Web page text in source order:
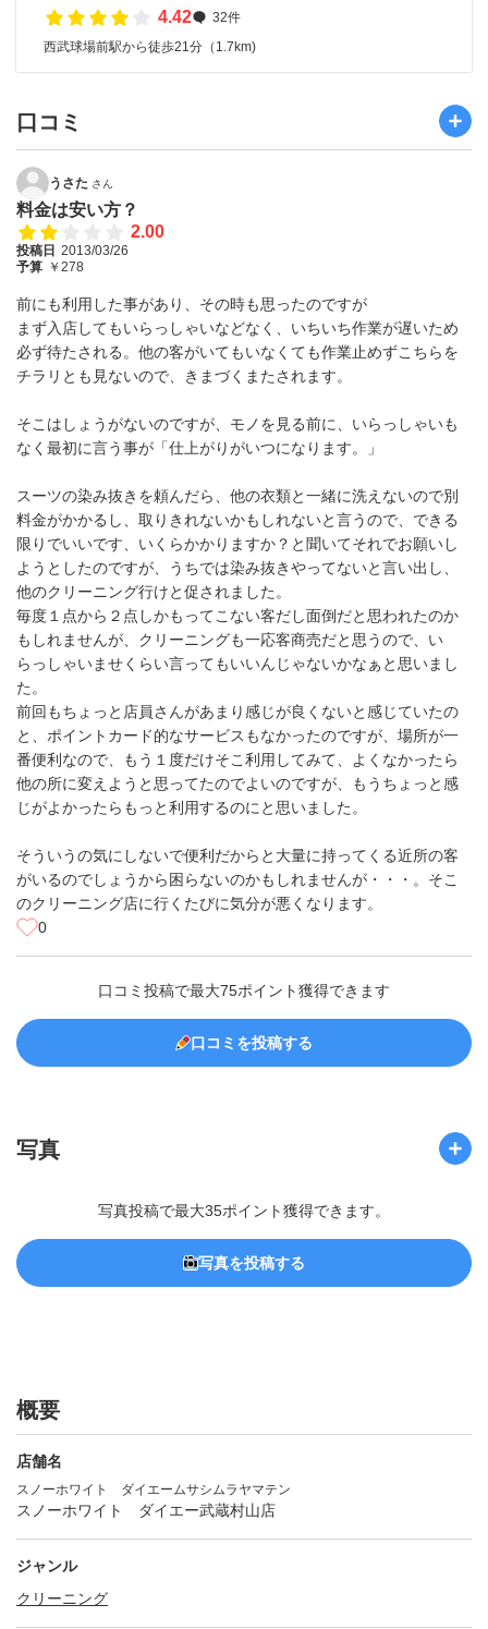
4.42
32件
西武球場前駅から徒歩21分（1.7km)
口コミ
うさた さん
料金は安い方？
2.00
投稿日 2013/03/26
予算 ￥278
前にも利用した事があり、その時も思ったのですが
まず入店してもいらっしゃいなどなく、いちいち作業が遅いため
必ず待たされる。他の客がいてもいなくても作業止めずこちらを
チラリとも見ないので、きまづくまたされます。
そこはしょうがないのですが、モノを見る前に、いらっしゃいも
なく最初に言う事が「仕上がりがいつになります。」
スーツの染み抜きを頼んだら、他の衣類と一緒に洗えないので別
料金がかかるし、取りきれないかもしれないと言うので、できる
限りでいいです、いくらかかりますか？と聞いてそれでお願いし
ようとしたのですが、うちでは染み抜きやってないと言い出し、
他のクリーニング行けと促されました。
毎度１点から２点しかもってこない客だし面倒だと思われたのか
もしれませんが、クリーニングも一応客商売だと思うので、い
らっしゃいませくらい言ってもいいんじゃないかなぁと思いまし
た。
前回もちょっと店員さんがあまり感じが良くないと感じていたの
と、ポイントカード的なサービスもなかったのですが、場所が一
番便利なので、もう１度だけそこ利用してみて、よくなかったら
他の所に変えようと思ってたのでよいのですが、もうちょっと感
じがよかったらもっと利用するのにと思いました。
そういうの気にしないで便利だからと大量に持ってくる近所の客
がいるのでしょうから困らないのかもしれませんが・・・。そこ
のクリーニング店に行くたびに気分が悪くなります。
0
口コミ投稿で最大75ポイント獲得できます
口コミを投稿する
写真
写真投稿で最大35ポイント獲得できます。
写真を投稿する
概要
店舗名
スノーホワイト ダイエームサシムラヤマテン
スノーホワイト ダイエー武蔵村山店
ジャンル
クリーニング